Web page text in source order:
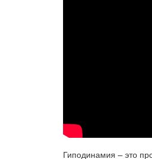
Гиподинамия – это